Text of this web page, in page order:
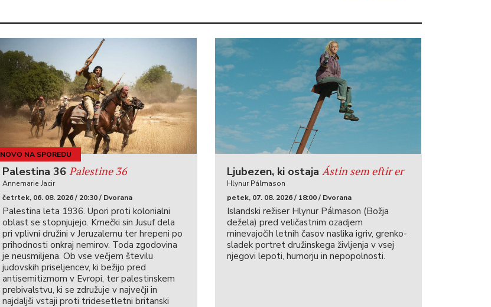
NOVO NA SPOREDU
Palestina 36 Palestine 36
Annemarie Jacir
četrtek, 06. 08. 2026 / 20:30 / Dvorana
Palestina leta 1936. Upori proti kolonialni
oblast se stopnjujejo. Kmečki sin Jusuf dela
pri vplivni družini v Jeruzalemu ter hrepeni po
prihodnosti onkraj nemirov. Toda zgodovina
je neusmiljena. Ob vse večjem številu
judovskih priseljencev, ki bežijo pred
antisemitizmom v Evropi, ter palestinskem
prebivalstvu, ki se združuje v največji in
najdaljši vstaji proti tridesetletni britanski
Ljubezen, ki ostaja Ástin sem eftir er
Hlynur Pálmason
petek, 07. 08. 2026 / 18:00 / Dvorana
Islandski režiser Hlynur Pálmason (Božja
dežela) pred veličastnim ozadjem
minevajočih letnih časov naslika igriv, grenko-
sladek portret družinskega življenja v vsej
njegovi lepoti, humorju in nepopolnosti.